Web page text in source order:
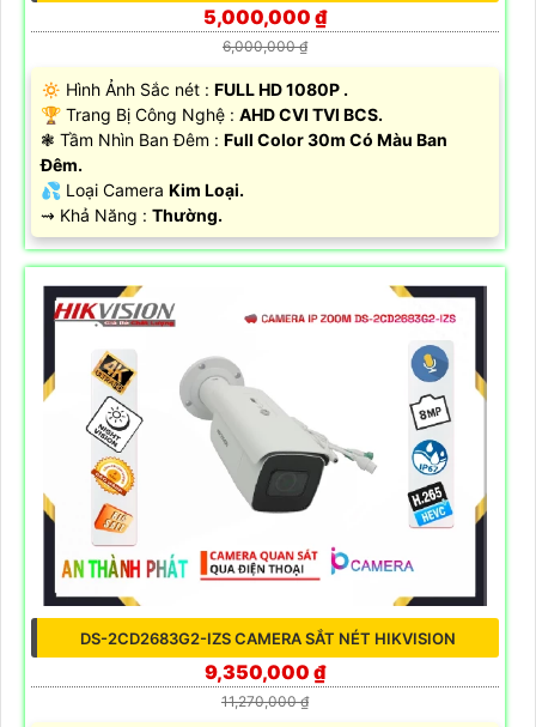
5,000,000 ₫
6,000,000 ₫
🔅 Hình Ảnh Sắc nét : FULL HD 1080P .
🏆 Trang Bị Công Nghệ : AHD CVI TVI BCS.
❃ Tầm Nhìn Ban Đêm : Full Color 30m Có Màu Ban
Đêm.
💦 Loại Camera Kim Loại.
️⇝ Khả Năng : Thường.
DS-2CD2683G2-IZS CAMERA SẮT NÉT HIKVISION
9,350,000 ₫
11,270,000 ₫